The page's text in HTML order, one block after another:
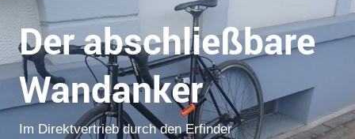
Der abschließbare
Wandanker
Im Direktvertrieb durch den Erfinder